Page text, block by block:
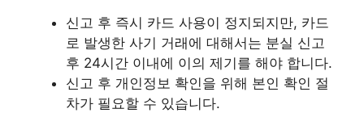
신고 후 즉시 카드 사용이 정지되지만, 카드
로 발생한 사기 거래에 대해서는 분실 신고
후 24시간 이내에 이의 제기를 해야 합니다.
신고 후 개인정보 확인을 위해 본인 확인 절
차가 필요할 수 있습니다.